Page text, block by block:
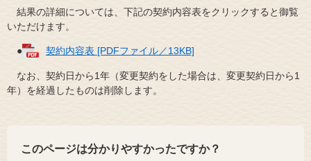
結果の詳細については、下記の契約内容表をクリックすると御覧
いただけます。
● 契約内容表 [PDFファイル／13KB]
なお、契約日から1年（変更契約をした場合は、変更契約日から1
年）を経過したものは削除します。
このページは分かりやすかったですか？